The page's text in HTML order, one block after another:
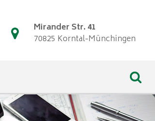
Mirander Str. 41
70825 Korntal-Münchingen